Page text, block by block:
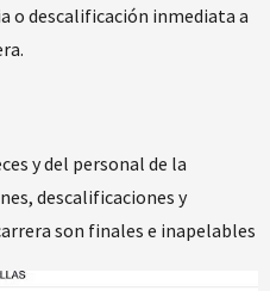
o descalificación inmediata a
y del personal de la
descalificaciones y
son finales e inapelables